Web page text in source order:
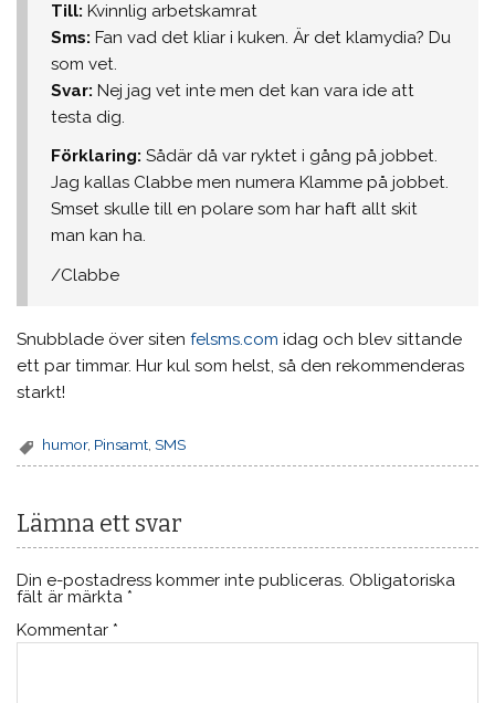
Till: Kvinnlig arbetskamrat
Sms: Fan vad det kliar i kuken. Är det klamydia? Du
som vet.
Svar: Nej jag vet inte men det kan vara ide att
testa dig.
Förklaring:Sådär då var ryktet i gång på jobbet.
Jag kallas Clabbe men numera Klamme på jobbet.
Smset skulle till en polare som har haft allt skit
man kan ha.
/Clabbe
Snubblade över sitenfelsms.com idag och blev sittande
ett par timmar. Hur kul som helst, så den rekommenderas
starkt!
humor, Pinsamt ,SMS
Lämna ett svar
Din e-postadress kommer inte publiceras. Obligatoriska
fält är märkta *
Kommentar *